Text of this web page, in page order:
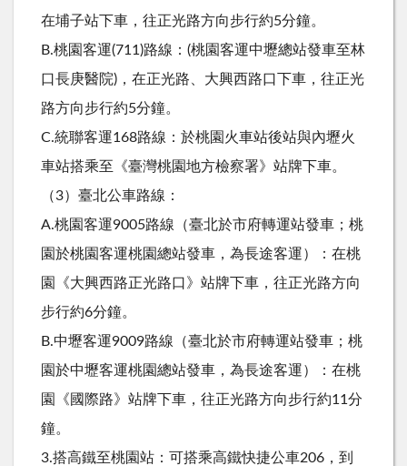
在埔子站下車，往正光路方向步行約5分鐘。
B.桃園客運(711)路線：(桃園客運中壢總站發車至林
口長庚醫院)，在正光路、大興西路口下車，往正光
路方向步行約5分鐘。
C.統聯客運168路線：於桃園火車站後站與內壢火
車站搭乘至《臺灣桃園地方檢察署》站牌下車。
（3）臺北公車路線：
A.桃園客運9005路線（臺北於市府轉運站發車；桃
園於桃園客運桃園總站發車，為長途客運）：在桃
園《大興西路正光路口》站牌下車，往正光路方向
步行約6分鐘。
B.中壢客運9009路線（臺北於市府轉運站發車；桃
園於中壢客運桃園總站發車，為長途客運）：在桃
園《國際路》站牌下車，往正光路方向步行約11分
鐘。
3.搭高鐵至桃園站：可搭乘高鐵快捷公車206，到